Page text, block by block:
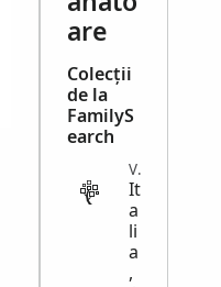
are
Colecții
de la
FamilyS
earch
VITAL
It
a
li
a
,